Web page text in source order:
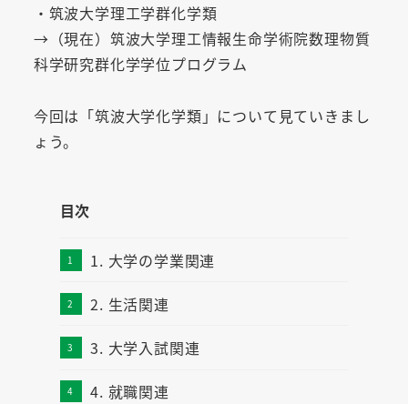
・筑波大学理工学群化学類
→（現在）筑波大学理工情報生命学術院数理物質
科学研究群化学学位プログラム
今回は「筑波大学化学類」について見ていきまし
ょう。
目次
1. 大学の学業関連
2. 生活関連
3. 大学入試関連
4. 就職関連